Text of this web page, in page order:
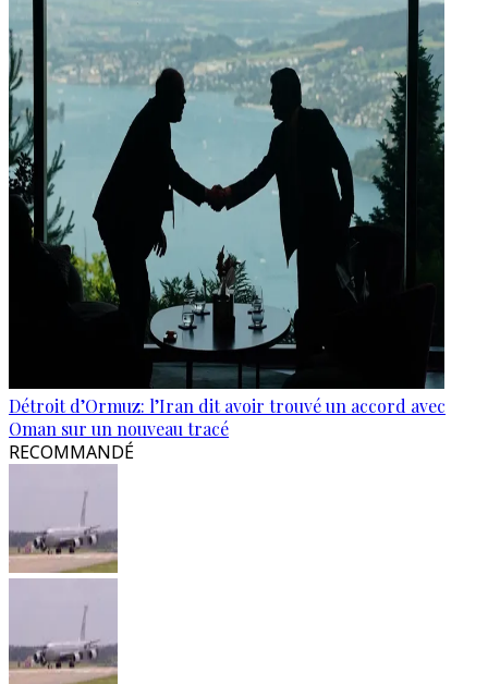
Détroit d’Ormuz: l’Iran dit avoir trouvé un accord avec
Oman sur un nouveau tracé
RECOMMANDÉ